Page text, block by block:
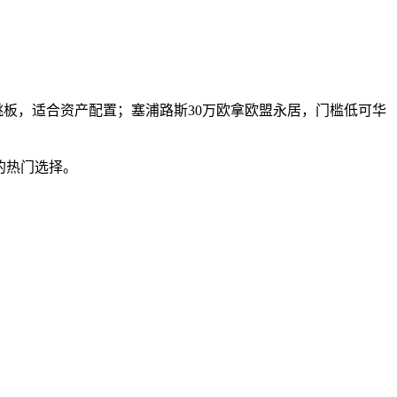
，适合资产配置；塞浦路斯30万欧拿欧盟永居，门槛低可华
门选择。